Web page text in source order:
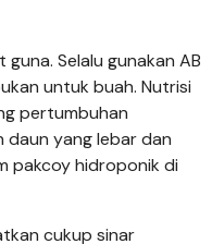
Selalu gunakan AB
untuk buah. Nutrisi
pertumbuhan
daun yang lebar dan
pakcoy hidroponik di
cukup sinar